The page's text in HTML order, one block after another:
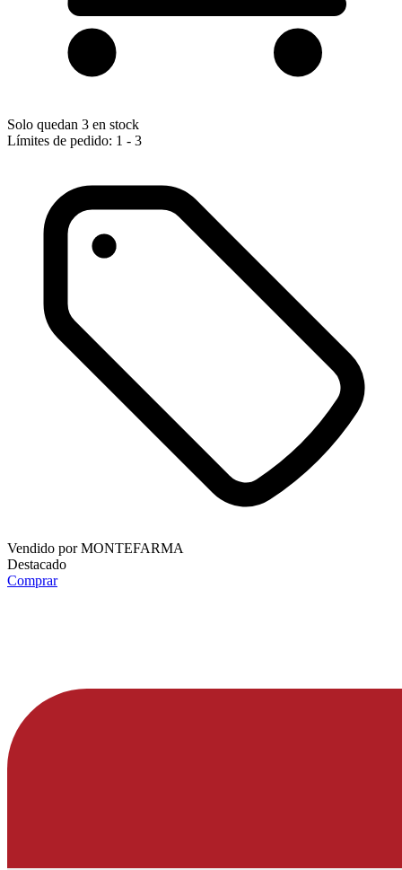
Solo quedan 3 en stock
Límites de pedido: 1 - 3
Vendido porMONTEFARMA
Destacado
Comprar